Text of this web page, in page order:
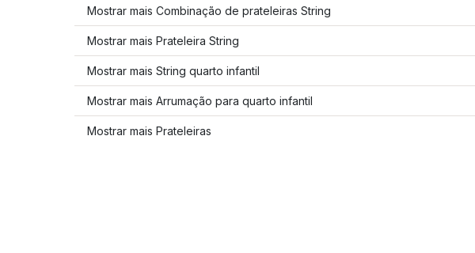
Mostrar mais Combinação de prateleiras String
Mostrar mais Prateleira String
Mostrar mais String quarto infantil
Mostrar mais Arrumação para quarto infantil
Mostrar mais Prateleiras